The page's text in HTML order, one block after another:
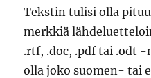
Tekstin tulisi olla
merkkiä
.rtf, .doc, .pdf tai .odt -
olla joko suomen- tai